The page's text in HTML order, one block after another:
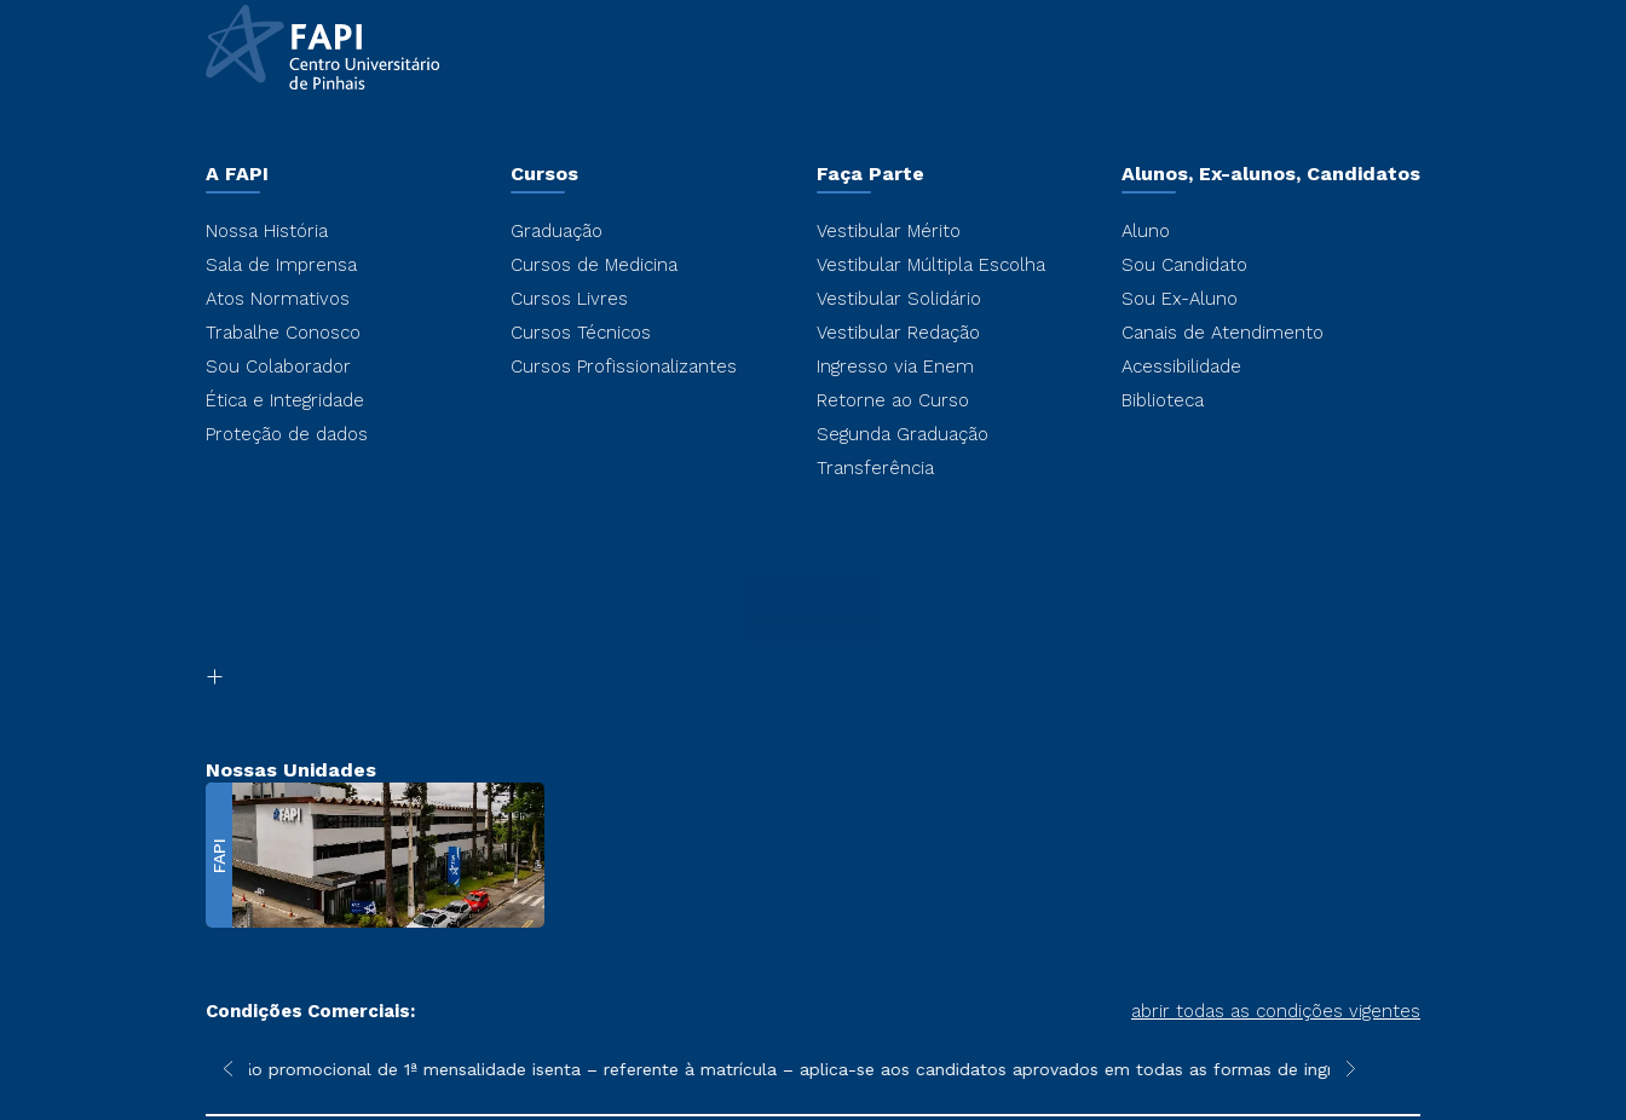
A FAPI
Nossa História
Sala de Imprensa
Atos Normativos
Trabalhe Conosco
Sou Colaborador
Ética e Integridade
Proteção de dados
Cursos
Graduação
Cursos de Medicina
Cursos Livres
Cursos Técnicos
Cursos Profissionalizantes
Faça Parte
Vestibular Mérito
Vestibular Múltipla Escolha
Vestibular Solidário
Vestibular Redação
Ingresso via Enem
Retorne ao Curso
Segunda Graduação
Transferência
Alunos, Ex-alunos, Candidatos
Aluno
Sou Candidato
Sou Ex-Aluno
Canais de Atendimento
Acessibilidade
Biblioteca
Nossas Unidades
FAPI
Condições Comerciais: abrir todas as condições vigentes
sofrer alterações nos períodos de rematrícula conforme exposto no contrato de prestação de serviços.
*A condição promocional de 1ª mensalidade isenta – referente à matrícula – aplica-se aos candidatos aprovados em todas as formas de ingresso, exceto na prova on-line ou
**Semipresencial é um formato do